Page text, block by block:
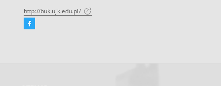
http://buk.ujk.edu.pl/
Facebook